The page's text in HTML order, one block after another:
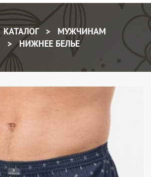
КАТАЛОГ
МУЖЧИНАМ
НИЖНЕЕ БЕЛЬЕ